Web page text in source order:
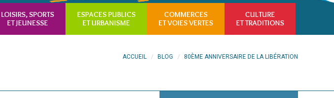
LOISIRS, SPORTS
ET JEUNESSE
ESPACES PUBLICS
ET URBANISME
COMMERCES
ET VOIES VERTES
CULTURE
ET TRADITIONS
ACCUEIL BLOG 80ÈME ANNIVERSAIRE DE LA LIBÉRATION